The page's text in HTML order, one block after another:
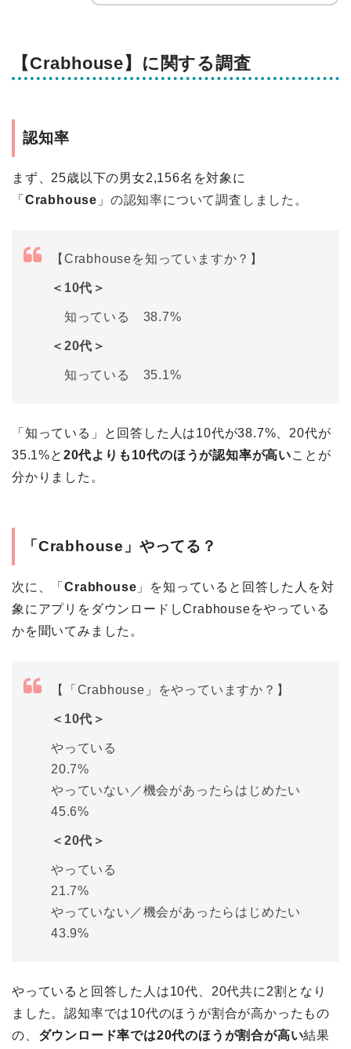
【Crabhouse】に関する調査
認知率
まず、25歳以下の男女2,156名を対象に
「 Crabhouse 」 の認知率について調査しました。
【Crabhouseを知っていますか？】
＜10代＞
知っている 38.7%
＜20代＞
知っている 35.1%
「知っている」と回答した人は10代が38.7%、20代が
35.1%と 20代よりも10代のほうが認知率が高いことが
分かりました。
「Crabhouse」やってる？
次に、「Crabhouse 」を知っていると回答した人を対
象にアプリをダウンロードしCrabhouseをやっている
かを聞いてみました。
【「Crabhouse」をやっていますか？】
＜10代＞
やっている
20.7%
やっていない／機会があったらはじめたい
45.6%
＜20代＞
やっている
21.7%
やっていない／機会があったらはじめたい
43.9%
やっていると回答した人は10代、20代共に2割となり
ました。認知率では10代のほうが割合が高かったもの
の、 ダウンロード率では20代のほうが割合が高い結果